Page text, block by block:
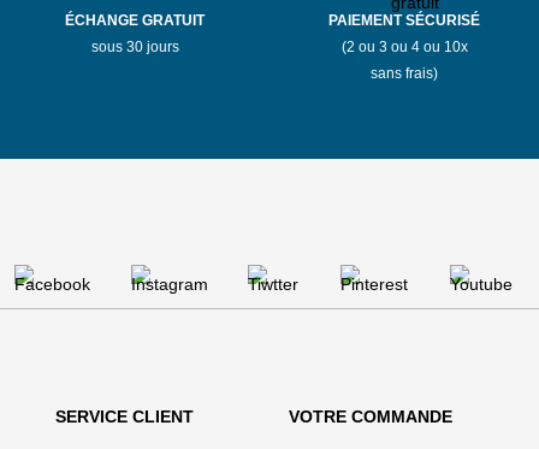
ÉCHANGE GRATUIT
sous 30 jours
PAIEMENT SÉCURISÉ
(2 ou 3 ou 4 ou 10x
sans frais)
SERVICE CLIENT VOTRE COMMANDE